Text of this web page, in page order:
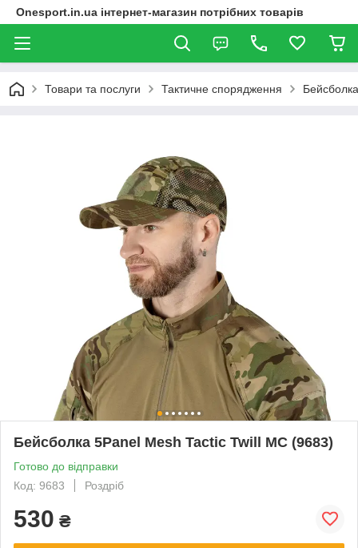
Onesport.in.ua інтернет-магазин потрібних товарів
Товари та послуги Тактичне спорядження
Бейсболка 5Panel Mesh Tactic Twill MC (9683)
Готово до відправки
Код: 9683
Роздріб
530 ₴